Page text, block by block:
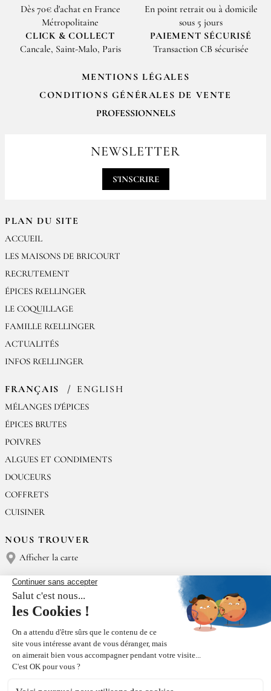
Dès 70€ d'achat en France
Métropolitaine
En point retrait ou à domicile
sous 5 jours
CLICK & COLLECT
Cancale, Saint-Malo, Paris
PAIEMENT SÉCURISÉ
Transaction CB sécurisée
PLAN DU SITE
ACCUEIL
LES MAISONS DE BRICOURT
RECRUTEMENT
ÉPICES RŒLLINGER
LE COQUILLAGE
FAMILLE RŒLLINGER
ACTUALITÉS
INFOS RŒLLINGER
FRANÇAIS ENGLISH
MÉLANGES D'ÉPICES
ÉPICES BRUTES
POIVRES
ALGUES ET CONDIMENTS
DOUCEURS
COFFRETS
CUISINER
NOUS TROUVER
Afficher la carte
NOUS CONTACTER
Épices Rœllinger
Tél : (+33) 02 23 15 13 91
TRI DE NOS EMBALLAGES
MENTIONS LÉGALES
CONDITIONS GÉNÉRALES DE VENTE
PROFESSIONNELS
contact@epices-roellinger.comNEWSLETTER
S'INSCRIRE